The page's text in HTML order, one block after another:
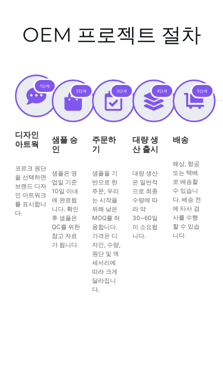
OEM 프로젝트 절차
1단계
디자인
아트웍
코르크 원단
을 선택하면
브랜드 디자
인 아트워크
를 표시합니
다.
2단계
샘플 승
인
샘플은 영
업일 기준
10일 이내
에 완료됩
니다. 확인
후 샘플은
QC를 위한
참고 자료
가 됩니다.
3단계
주문하
기
샘플을 기
반으로 한
주문, 우리
는 시작을
위해 낮은
MOQ를 허
용합니다.
가격은 디
자인, 수량,
원단 및 액
세서리에
따라 크게
달라집니
다.
4단계
대량 생
산 출시
대량 생산
은 일반적
으로 최종
수량에 따
라 약
30~60일
이 소요됩
니다.
5단계
배송
해상, 항공
또는 택배
로 배송할
수 있습니
다. 배송 전
에 타사 검
사를 수행
할 수 있습
니다.